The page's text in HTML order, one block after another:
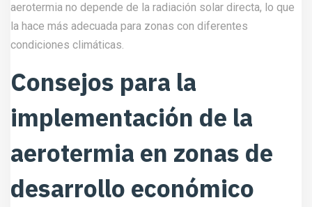
aerotermia no depende de la radiación solar directa, lo que
la hace más adecuada para zonas con diferentes
condiciones climáticas.
Consejos para la
implementación de la
aerotermia en zonas de
desarrollo económico